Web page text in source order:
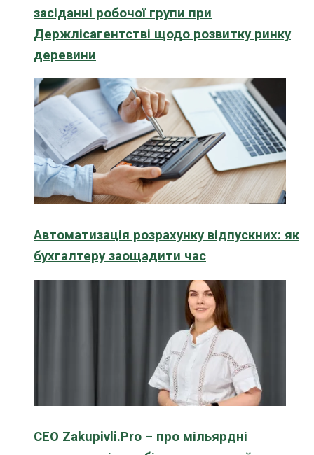
засіданні робочої групи при
Держлісагентстві щодо розвитку ринку
деревини
Автоматизація розрахунку відпускних: як
бухгалтеру заощадити час
CEO Zakupivli.Pro – про мільярдні